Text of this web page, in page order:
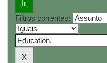
Filtros correntes: